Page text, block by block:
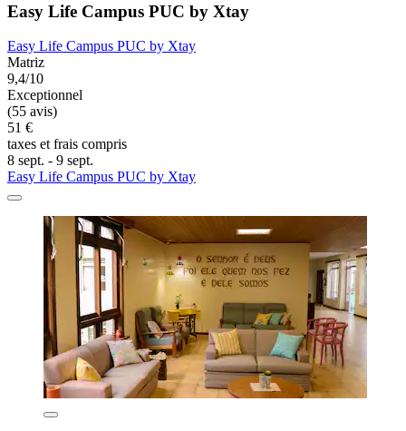
Easy Life Campus PUC by Xtay
Easy Life Campus PUC by Xtay
Matriz
9,4/10
Exceptionnel
(55 avis)
51 €
taxes et frais compris
8 sept. - 9 sept.
Easy Life Campus PUC by Xtay